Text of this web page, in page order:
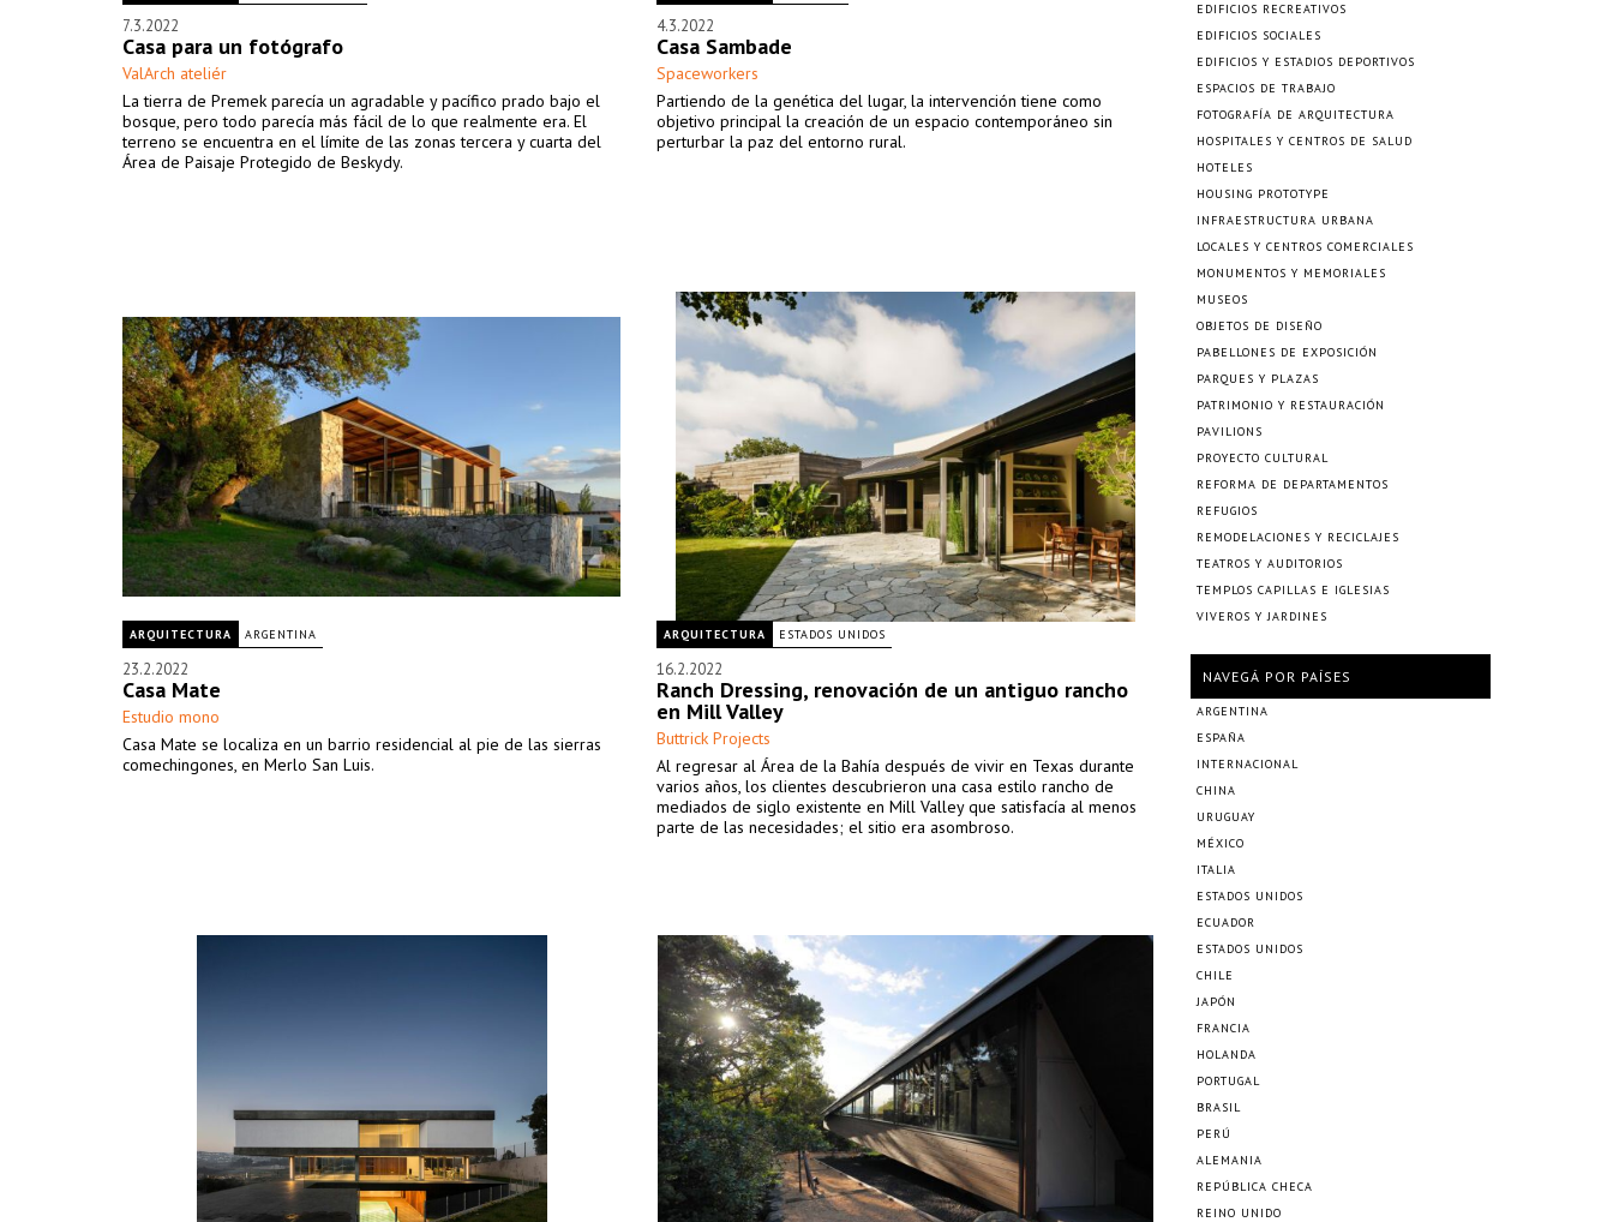
7.3.2022
Casa para un fotógrafo
ValArch ateliér
La tierra de Premek parecía un agradable y pacífico prado bajo el
bosque, pero todo parecía más fácil de lo que realmente era. El
terreno se encuentra en el límite de las zonas tercera y cuarta del
Área de Paisaje Protegido de Beskydy.
4.3.2022
Casa Sambade
Spaceworkers
Partiendo de la genética del lugar, la intervención tiene como
objetivo principal la creación de un espacio contemporáneo sin
perturbar la paz del entorno rural.
ARQUITECTURA ARGENTINA
23.2.2022
Casa Mate
Estudio mono
Casa Mate se localiza en un barrio residencial al pie de las sierras
comechingones, en Merlo San Luis.
ARQUITECTURA ESTADOS UNIDOS
16.2.2022
Ranch Dressing, renovación de un antiguo rancho
en Mill Valley
Buttrick Projects
Al regresar al Área de la Bahía después de vivir en Texas durante
varios años, los clientes descubrieron una casa estilo rancho de
mediados de siglo existente en Mill Valley que satisfacía al menos
parte de las necesidades; el sitio era asombroso.
EDIFICIOS RECREATIVOS
EDIFICIOS SOCIALES
EDIFICIOS Y ESTADIOS DEPORTIVOS
ESPACIOS DE TRABAJO
FOTOGRAFÍA DE ARQUITECTURA
HOSPITALES Y CENTROS DE SALUD
HOTELES
HOUSING PROTOTYPE
INFRAESTRUCTURA URBANA
LOCALES Y CENTROS COMERCIALES
MONUMENTOS Y MEMORIALES
MUSEOS
OBJETOS DE DISEÑO
PABELLONES DE EXPOSICIÓN
PARQUES Y PLAZAS
PATRIMONIO Y RESTAURACIÓN
PAVILIONS
PROYECTO CULTURAL
REFORMA DE DEPARTAMENTOS
REFUGIOS
REMODELACIONES Y RECICLAJES
TEATROS Y AUDITORIOS
TEMPLOS CAPILLAS E IGLESIAS
VIVEROS Y JARDINES
NAVEGÁ POR PAÍSES
ARGENTINA
ESPAÑA
INTERNACIONAL
CHINA
URUGUAY
MÉXICO
ITALIA
ESTADOS UNIDOS
ECUADOR
ESTADOS UNIDOS
CHILE
JAPÓN
FRANCIA
HOLANDA
PORTUGAL
BRASIL
PERÚ
ALEMANIA
REPÚBLICA CHECA
REINO UNIDO